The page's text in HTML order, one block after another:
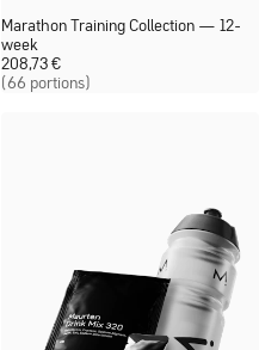
Marathon Training Collection — 12-
week
(66 portions)
208,73 €